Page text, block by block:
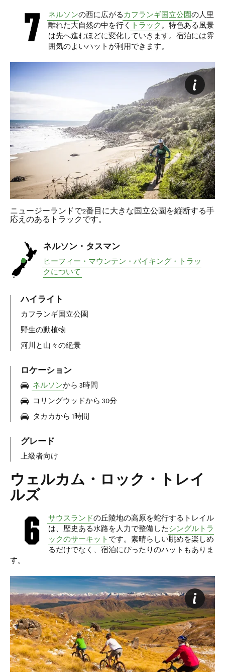
ネルソンの西に広がる カフランギ国立公園の人里
離れた大自然の中を行く
トラック。特色ある風景
は先へ進むほどに変化していきます。宿泊には雰
囲気のよいハットが利用できます。
ニュージーランドで2番目に大きな国立公園を縦断する手
応えのあるトラックです。
ネルソン・タスマン
ヒーフィー・マウンテン・バイキング・トラッ
クについて
ハイライト
カフランギ国立公園
野生の動植物
河川と山々の絶景
ロケーション
ネルソンから 3時間
コリングウッドから 30分
タカカから 1時間
グレード
上級者向け
ウェルカム・ロック・トレイ
ルズ
サウスランドの丘陵地の高原を蛇行するトレイル
は、歴史ある水路を人力で整備したシングルトラ
ックのサーキット です。素晴らしい眺めを楽しめ
るだけでなく、宿泊にぴったりのハットもありま
す。